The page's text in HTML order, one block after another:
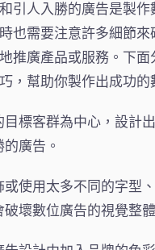
引人入勝的廣告是製作
也需要注意許多細節來
推廣產品或服務。下面
，幫助你製作出成功的
目標客群為中心，設計
廣告。
或使用太多不同的字型
壞數位廣告的視覺整體